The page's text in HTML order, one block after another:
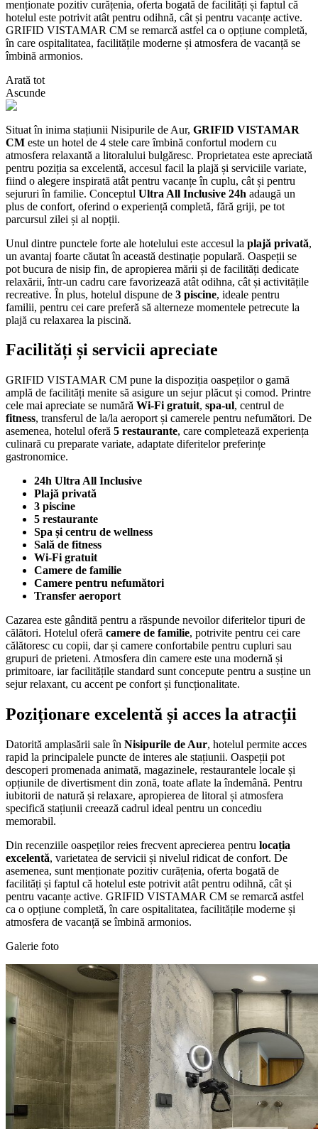
menționate pozitiv curățenia, oferta bogată de facilități și faptul că
hotelul este potrivit atât pentru odihnă, cât și pentru vacanțe active.
GRIFID VISTAMAR CM se remarcă astfel ca o opțiune completă,
în care ospitalitatea, facilitățile moderne și atmosfera de vacanță se
îmbină armonios.
Arată tot
Ascunde
Situat în inima stațiunii Nisipurile de Aur, GRIFID VISTAMAR
CM este un hotel de 4 stele care îmbină confortul modern cu
atmosfera relaxantă a litoralului bulgăresc. Proprietatea este apreciată
pentru poziția sa excelentă, accesul facil la plajă și serviciile variate,
fiind o alegere inspirată atât pentru vacanțe în cuplu, cât și pentru
sejururi în familie. Conceptul Ultra All Inclusive 24h adaugă un
plus de confort, oferind o experiență completă, fără griji, pe tot
parcursul zilei și al nopții.
Unul dintre punctele forte ale hotelului este accesul la plajă privată,
un avantaj foarte căutat în această destinație populară. Oaspeții se
pot bucura de nisip fin, de apropierea mării și de facilități dedicate
relaxării, într-un cadru care favorizează atât odihna, cât și activitățile
recreative. În plus, hotelul dispune de 3 piscine, ideale pentru
familii, pentru cei care preferă să alterneze momentele petrecute la
plajă cu relaxarea la piscină.
Facilități și servicii apreciate
GRIFID VISTAMAR CM pune la dispoziția oaspeților o gamă
amplă de facilități menite să asigure un sejur plăcut și comod. Printre
cele mai apreciate se numără Wi-Fi gratuit, spa-ul, centrul de
fitness, transferul de la/la aeroport și camerele pentru nefumători. De
asemenea, hotelul oferă 5 restaurante, care completează experiența
culinară cu preparate variate, adaptate diferitelor preferințe
gastronomice.
24h Ultra All Inclusive
Plajă privată
3 piscine
5 restaurante
Spa și centru de wellness
Sală de fitness
Wi-Fi gratuit
Camere de familie
Camere pentru nefumători
Transfer aeroport
Cazarea este gândită pentru a răspunde nevoilor diferitelor tipuri de
călători. Hotelul oferă camere de familie, potrivite pentru cei care
călătoresc cu copii, dar și camere confortabile pentru cupluri sau
grupuri de prieteni. Atmosfera din camere este una modernă și
primitoare, iar facilitățile standard sunt concepute pentru a susține un
sejur relaxant, cu accent pe confort și funcționalitate.
Poziționare excelentă și acces la atracții
Datorită amplasării sale în Nisipurile de Aur, hotelul permite acces
rapid la principalele puncte de interes ale stațiunii. Oaspeții pot
descoperi promenada animată, magazinele, restaurantele locale și
opțiunile de divertisment din zonă, toate aflate la îndemână. Pentru
iubitorii de natură și relaxare, apropierea de litoral și atmosfera
specifică stațiunii creează cadrul ideal pentru un concediu
memorabil.
Din recenziile oaspeților reies frecvent aprecierea pentru locația
excelentă, varietatea de servicii și nivelul ridicat de confort. De
asemenea, sunt menționate pozitiv curățenia, oferta bogată de
facilități și faptul că hotelul este potrivit atât pentru odihnă, cât și
pentru vacanțe active. GRIFID VISTAMAR CM se remarcă astfel
ca o opțiune completă, în care ospitalitatea, facilitățile moderne și
atmosfera de vacanță se îmbină armonios.
Galerie foto